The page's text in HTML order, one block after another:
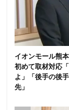
イオンモール熊
初めて取材対応
よ」「後手の後
先」